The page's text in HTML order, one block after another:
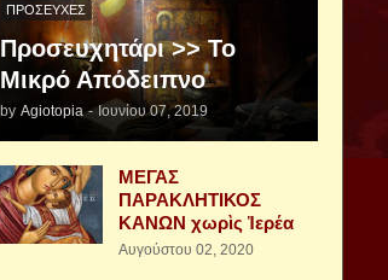
ΠΡΟΣΕΥΧΈΣ
Προσευχητάρι >> Το
Μικρό Απόδειπνο
by Agiotopia - Ιουνίου 07, 2019
ΜΕΓΑΣ
ΠΑΡΑΚΛΗΤΙΚΟΣ
ΚΑΝΩΝ χωρὶς Ἱερέα
Αυγούστου 02, 2020